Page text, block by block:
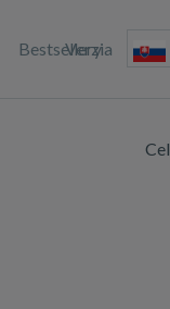
Bestsellery
Verzia